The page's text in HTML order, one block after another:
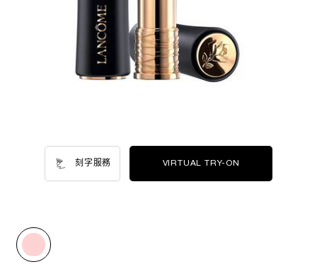
刻字服務 VIRTUAL TRY-ON
Selected
01, 1 of 1